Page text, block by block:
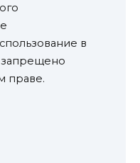
в
праве.